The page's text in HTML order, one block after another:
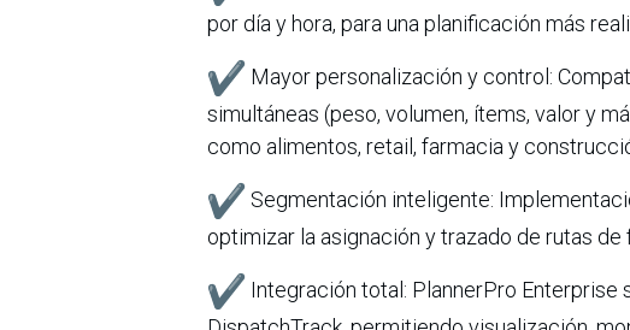
por día y hora, para una planificación más
Mayor personalización y control:
simultáneas (peso, volumen, ítems, valor y
como alimentos, retail, farmacia y
Segmentación inteligente:
optimizar la asignación y trazado de rutas de
Integración total: PlannerPro